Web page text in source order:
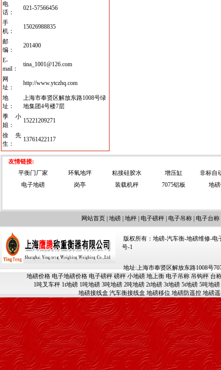
电
话：
021-57566456
手
机：
15026988835
邮
编：
201400
E-
mail：
tina_1001@126.com
网
址：
http://www.ytczhq.com
地
址：
上海市奉贤区解放东路1008号绿
地集团4号楼7层
季小
姐：
15221209271
徐先
生：
13761422117
友情链接:
平衡门厂家
环氧地坪 粘接硅胶水 增压缸
非标自
电子地磅
岗亭 装载机秤 7075铝板 地
网站首页 地磅 地秤 电子磅秤 电子吊称 电子台称
版权所有：地磅-汽车衡-地磅维修-电
号-1
地址:上海市奉贤区解放东路1008号
地磅价格 电子地磅价格 电子磅秤 磅秤 小地磅 地上衡 电子吊称 吊钩秤 台
1吨叉车秤 1t地磅 1吨地磅 3吨地磅 2吨地磅 2t地磅 3t地磅 5t地磅 5吨地磅
地磅接线盒 汽车衡接线盒 地磅移位 地磅防遥控 地磅